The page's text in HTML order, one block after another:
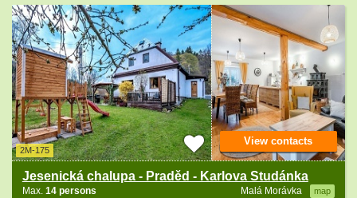
2M-175
Jesenická chalupa - Praděd - Karlova Studánka
Malá Morávka map
Max. 14 persons
View contacts